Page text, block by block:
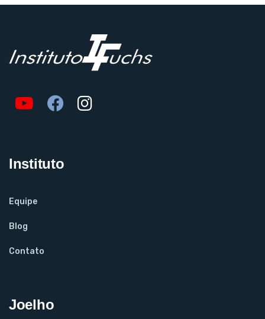
Instituto
Equipe
Blog
Contato
Joelho